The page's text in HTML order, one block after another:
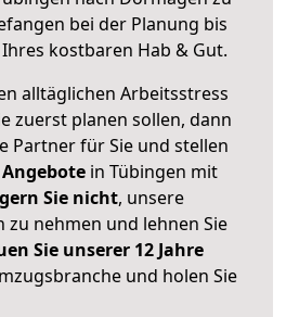
bei der Planung bis
kostbaren Hab & Gut.
alltäglichen Arbeitsstress
zuerst planen sollen, dann
Partner für Sie und stellen
in Tübingen mit
Sie nicht, unsere
zu nehmen und lehnen Sie
Sie unserer 12 Jahre
und holen Sie